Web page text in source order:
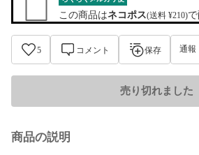
この商品はネコポス(送料 ¥210)
5 コメント 保存 通報
売り切れました
商品の説明